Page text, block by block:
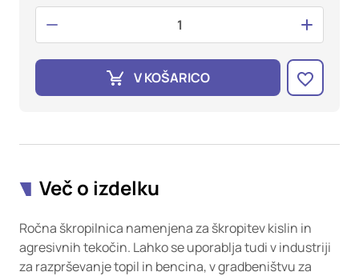
V KOŠARICO
Več o izdelku
Ročna škropilnica namenjena za škropitev kislin in
agresivnih tekočin. Lahko se uporablja tudi v industriji
za razprševanje topil in bencina, v gradbeništvu za
vaših interesov, ki ga nato uporabijo za prikazovanje ustreznih
zavrnete uporabo teh piškotkov, ne boste deležni našega
ciljnega spletnega oglaševanja.